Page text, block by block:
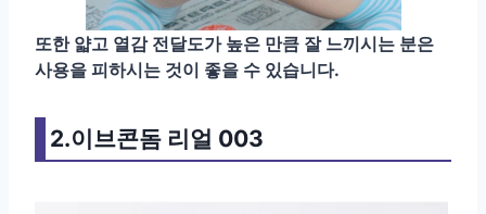
또한 얇고 열감 전달도가 높은 만큼 잘 느끼시는 분은
사용을 피하시는 것이 좋을 수 있습니다.
2.이브콘돔 리얼 003